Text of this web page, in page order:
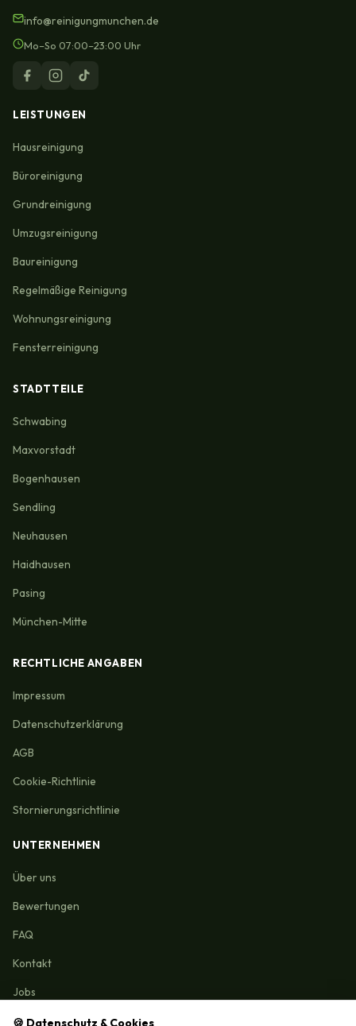
🍪 Datenschutz & Cookies
info@reinigungmunchen.de
Mo–So 07:00–23:00 Uhr
LEISTUNGEN
Hausreinigung
Büroreinigung
Grundreinigung
Umzugsreinigung
Baureinigung
Regelmäßige Reinigung
Wohnungsreinigung
Fensterreinigung
STADTTEILE
Schwabing
Maxvorstadt
Bogenhausen
Sendling
Neuhausen
Haidhausen
Pasing
München-Mitte
RECHTLICHE ANGABEN
Impressum
Datenschutzerklärung
AGB
Cookie-Richtlinie
Stornierungsrichtlinie
UNTERNEHMEN
Über uns
Bewertungen
FAQ
Kontakt
Jobs